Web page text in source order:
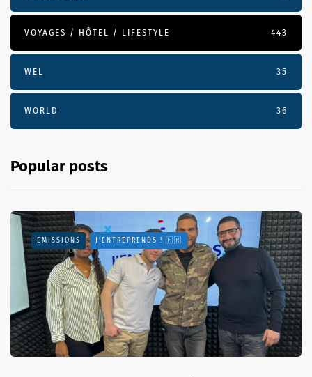
VOYAGES / HÔTEL / LIFESTYLE 443
WEL 35
WORLD 36
Popular posts
EMISSIONS J'ENTREPRENDS ! 🇫🇷